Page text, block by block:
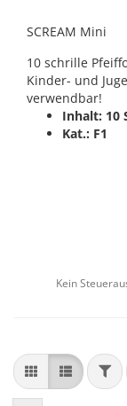
SCREAM Mini
10 schrille
Kinder- und
verwendbar!
Inhalt: 10
Kat.: F1
Kein